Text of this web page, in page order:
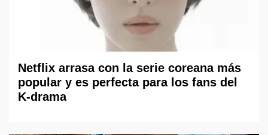
Netflix arrasa con la serie coreana más
popular y es perfecta para los fans del
K-drama